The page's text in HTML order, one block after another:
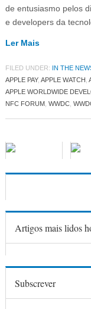
de entusiasmo pelos
e developers da
Ler Mais
FILED UNDER: IN THE
APPLE PAY, APPLE WATCH
APPLE WORLDWIDE
NFC FORUM, WWDC,
Artigos mais lidos
Subscrever